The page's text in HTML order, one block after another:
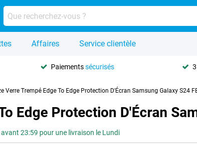
Affaires Service clientèle
Paiementssécurisés
Verre Trempé Edge To Edge Protection D'Écran Samsung Galaxy S24
Edge Protection D'Écran
23:59 pour une livraison le Lundi